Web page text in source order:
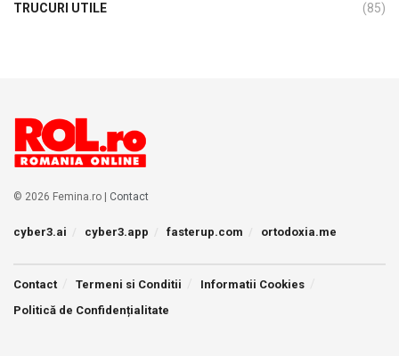
TRUCURI UTILE (85)
© 2026 Femina.ro | Contact
cyber3.ai cyber3.app fasterup.com ortodoxia.me
Contact Termeni si Conditii
Informatii Cookies
Politică de Confidențialitate